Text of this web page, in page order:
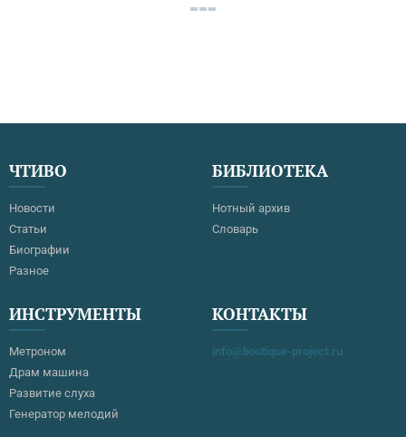
ЧТИВО
Новости
Статьи
Биографии
Разное
БИБЛИОТЕКА
Нотный архив
Словарь
ИНСТРУМЕНТЫ
Метроном
Драм машина
Развитие слуха
Генератор мелодий
КОНТАКТЫ
info@boutique-project.ru